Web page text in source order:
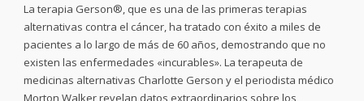
La terapia Gerson®, que es una de las primeras terapias
alternativas contra el cáncer, ha tratado con éxito a miles de
pacientes a lo largo de más de 60 años, demostrando que no
existen las enfermedades «incurables». La terapeuta de
medicinas alternativas Charlotte Gerson y el periodista médico
Morton Walker revelan datos extraordinarios sobre los